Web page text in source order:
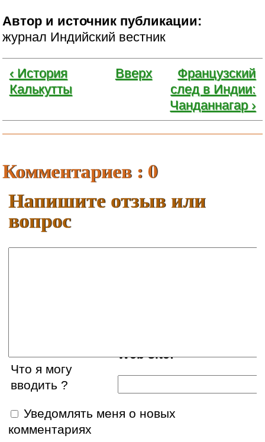
Автор и источник публикации:
журнал Индийский вестник
‹ История
Калькутты
Вверх
Французский
след в Индии:
Чанданнагар ›
Комментариев : 0
Напишите отзыв или
вопрос
Web site:
Что я могу
вводить ?
Уведомлять меня о новых
комментариях